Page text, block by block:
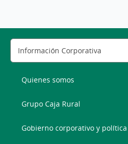
Quienes somos
Grupo Caja Rural
Gobierno corporativo y